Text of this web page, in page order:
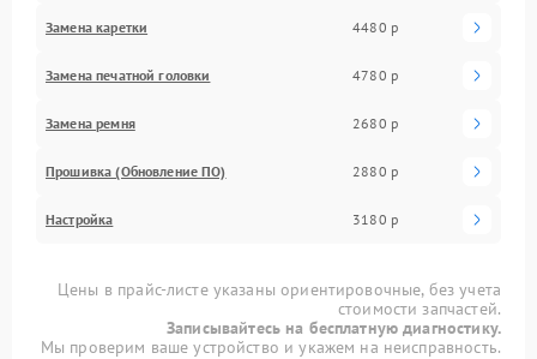
Замена каретки 4480 р
Замена печатной головки 4780 р
Замена ремня 2680 р
Прошивка (Обновление ПО) 2880 р
Настройка 3180 р
Цены в прайс-листе указаны ориентировочные, без учета
стоимости запчастей.
Записывайтесь на бесплатную диагностику.
Мы проверим ваше устройство и укажем на неисправность.